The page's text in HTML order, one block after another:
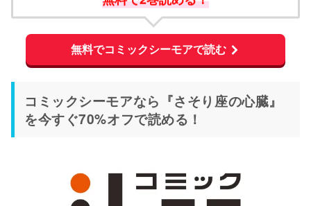
無料でコミックシーモアで読む
コミックシーモアなら『さそり座の心臓』
を今すぐ70%オフで読める！